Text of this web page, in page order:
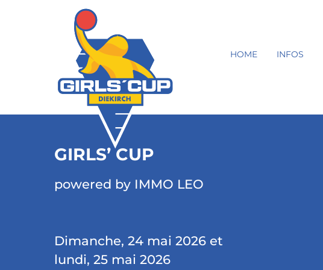
HOME INFOS
GIRLS’ CUP
powered by IMMO LEO
Dimanche, 24 mai 2026 et
lundi, 25 mai 2026